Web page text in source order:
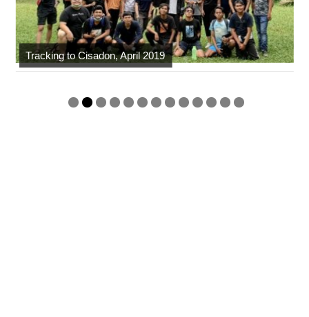
Tracking to Cisadon, April 2019